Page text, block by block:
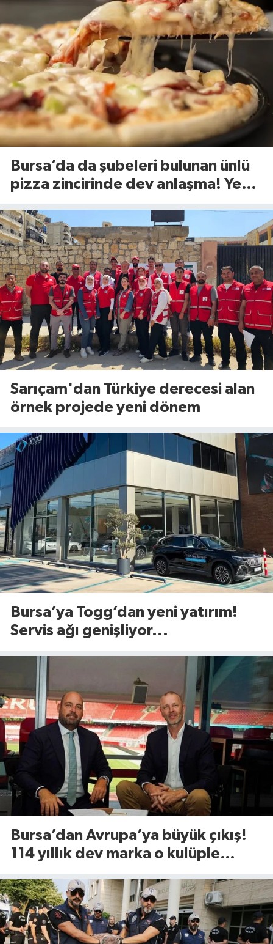
Bursa’da da şubeleri bulunan ünlü
pizza zincirinde dev anlaşma! Yeni
Sarıçam'dan Türkiye derecesi alan
örnek projede yeni dönem
Bursa’ya Togg’dan yeni yatırım!
Servis ağı genişliyor...
Bursa’dan Avrupa’ya büyük çıkış!
114 yıllık dev marka o kulüple